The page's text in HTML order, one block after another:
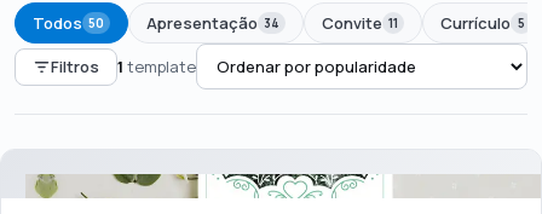
Todos 50 Apresentação 34 Convite 11 Currículo 5
Filtros 1 template
PREÇO
Todos Até R$50 R$50 – R$100 Acima de R$100